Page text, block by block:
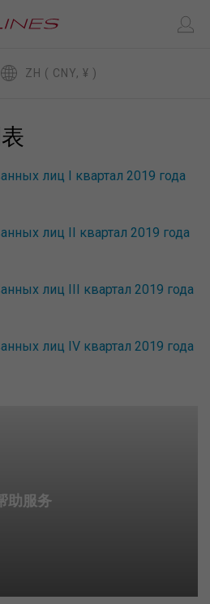
ZH ( CNY, ¥ )
лиц I квартал 2019 года
лиц II квартал 2019 года
лиц III квартал 2019 года
лиц IV квартал 2019 года
助服务